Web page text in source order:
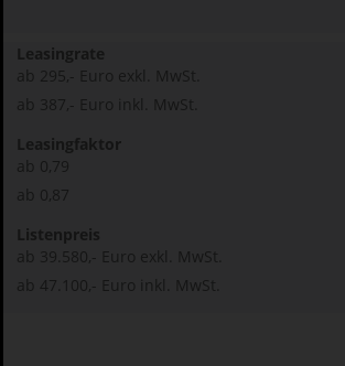
Leasingrate
ab 295,- Euro exkl. MwSt.
ab 387,- Euro inkl. MwSt.
Leasingfaktor
ab 0,79
ab 0,87
Listenpreis
ab 39.580,- Euro exkl. MwSt.
ab 47.100,- Euro inkl. MwSt.